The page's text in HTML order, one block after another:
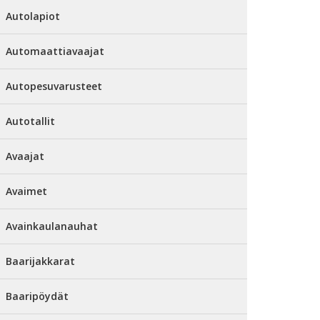
Autolapiot
Automaattiavaajat
Autopesuvarusteet
Autotallit
Avaajat
Avaimet
Avainkaulanauhat
Baarijakkarat
Baaripöydät